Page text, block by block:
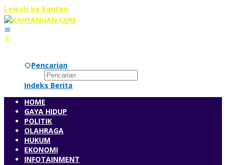
Lewati ke konten
Pencarian
Indeks Berita
HOME
GAYA HIDUP
POLITIK
OLAHRAGA
HUKUM
EKONOMI
INFOTAINMENT